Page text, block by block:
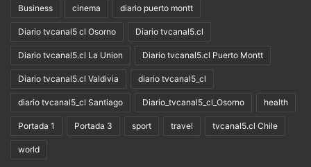
Business cinema diario puerto montt
Diario tvcanal5 cl Osorno Diario tvcanal5.cl
Diario tvcanal5.cl La Union Diario tvcanal5.cl Puerto Montt
Diario tvcanal5.cl Valdivia diario tvcanal5_cl
diario tvcanal5_cl Santiago Diario_tvcanal5_cl_Osorno health
Portada 1 Portada 3 sport travel tvcanal5.cl Chile
world